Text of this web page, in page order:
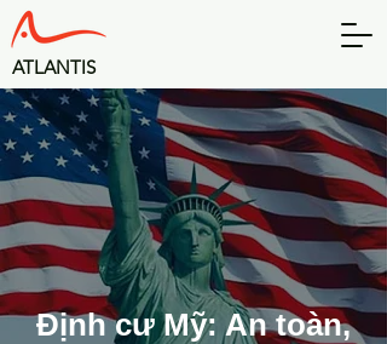
​ATLANTIS
Định cư Mỹ: An toàn,